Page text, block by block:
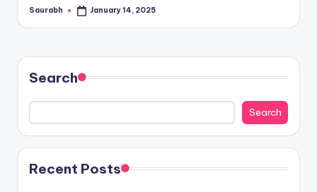
Posted
Saurabh January 14, 2025
Search
Search
Recent Posts